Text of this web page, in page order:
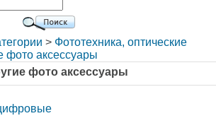
> Фототехника, оптические
фото аксессуары
фото аксессуары